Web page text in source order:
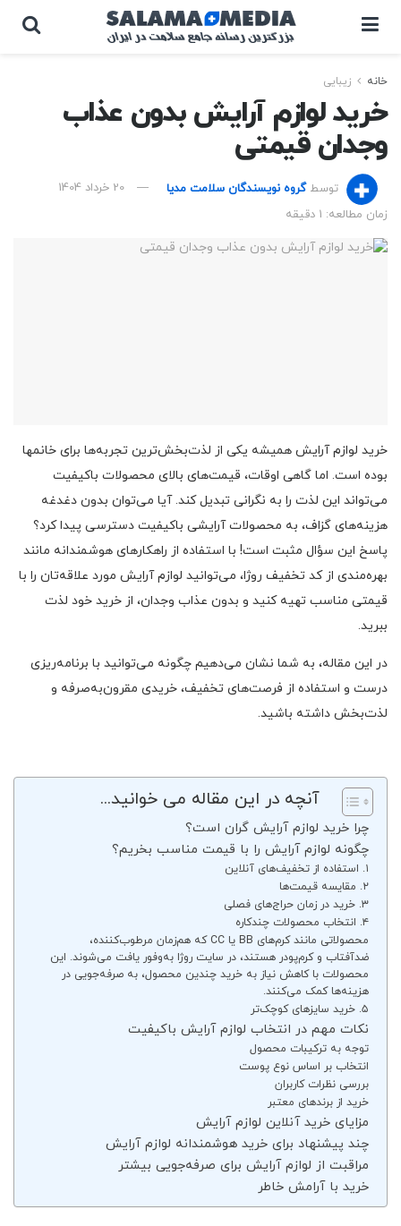
خانه زیبایی
خرید لوازم آرایش بدون عذاب
وجدان قیمتی
توسط گروه نویسندگان سلامت مدیا
20 خرداد 1404
زمان مطالعه: 1 دقیقه
خرید لوازم آرایش همیشه یکی از لذت‌بخش‌ترین تجربه‌ها برای خانمها
بوده است. اما گاهی اوقات، قیمت‌های بالای محصولات باکیفیت
می‌تواند این لذت را به نگرانی تبدیل کند. آیا می‌توان بدون دغدغه
هزینه‌های گزاف، به محصولات آرایشی باکیفیت دسترسی پیدا کرد؟
پاسخ این سؤال مثبت است! با استفاده از راهکارهای هوشمندانه مانند
بهره‌مندی از کد تخفیف روژا، می‌توانید لوازم آرایش مورد علاقه‌تان را با
قیمتی مناسب تهیه کنید و بدون عذاب وجدان، از خرید خود لذت
ببرید.
در این مقاله، به شما نشان می‌دهیم چگونه می‌توانید با برنامه‌ریزی
درست و استفاده از فرصت‌های تخفیف، خریدی مقرون‌به‌صرفه و
لذت‌بخش داشته باشید.
آنچه در این مقاله می خوانید...
چرا خرید لوازم آرایش گران است؟
چگونه لوازم آرایش را با قیمت مناسب بخریم؟
۱. استفاده از تخفیف‌های آنلاین
۲. مقایسه قیمت‌ها
۳. خرید در زمان حراج‌های فصلی
۴. انتخاب محصولات چندکاره
محصولاتی مانند کرم‌های BB یا CC که هم‌زمان مرطوب‌کننده،
ضدآفتاب و کرم‌پودر هستند، در سایت روژا به‌وفور یافت می‌شوند. این
محصولات با کاهش نیاز به خرید چندین محصول، به صرفه‌جویی در
هزینه‌ها کمک می‌کنند.
۵. خرید سایزهای کوچک‌تر
نکات مهم در انتخاب لوازم آرایش باکیفیت
توجه به ترکیبات محصول
انتخاب بر اساس نوع پوست
بررسی نظرات کاربران
خرید از برندهای معتبر
مزایای خرید آنلاین لوازم آرایش
چند پیشنهاد برای خرید هوشمندانه لوازم آرایش
مراقبت از لوازم آرایش برای صرفه‌جویی بیشتر
خرید با آرامش خاطر